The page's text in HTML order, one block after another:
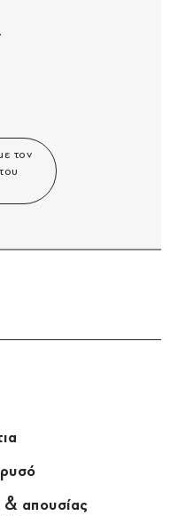
τον
& απουσίας